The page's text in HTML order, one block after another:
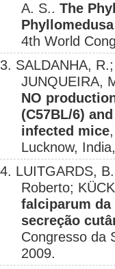
A. S..The
4th World
3. SALDANHA,
JUNQUEIRA,
NO
(C57BL/6)
infected mice
Lucknow,
4. LUITGARDS,
Roberto;
falciparum
secreção
Congresso da
2009.